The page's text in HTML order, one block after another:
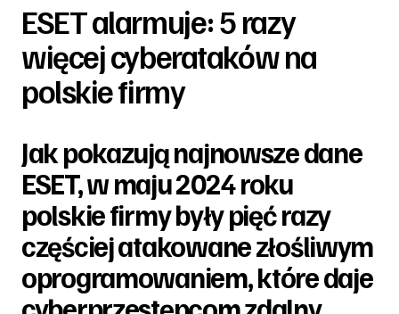
ESET alarmuje: 5 razy
więcej cyberataków na
polskie firmy
Jak pokazują najnowsze dane
ESET, w maju 2024 roku
polskie firmy były pięć razy
częściej atakowane złośliwym
oprogramowaniem, które daje